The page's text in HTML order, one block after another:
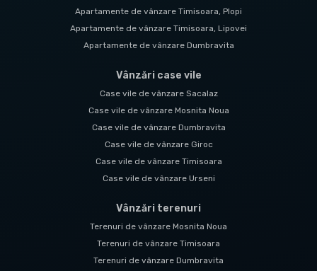
Apartamente de vânzare Timisoara, Plopi
Apartamente de vânzare Timisoara, Lipovei
Apartamente de vânzare Dumbravita
Vânzări case vile
Case vile de vânzare Sacalaz
Case vile de vânzare Mosnita Noua
Case vile de vânzare Dumbravita
Case vile de vânzare Giroc
Case vile de vânzare Timisoara
Case vile de vânzare Urseni
Vânzări terenuri
Terenuri de vânzare Mosnita Noua
Terenuri de vânzare Timisoara
Terenuri de vânzare Dumbravita